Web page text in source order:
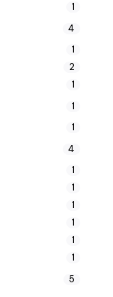
1
4
1
2
1
1
1
4
1
1
1
1
1
1
5